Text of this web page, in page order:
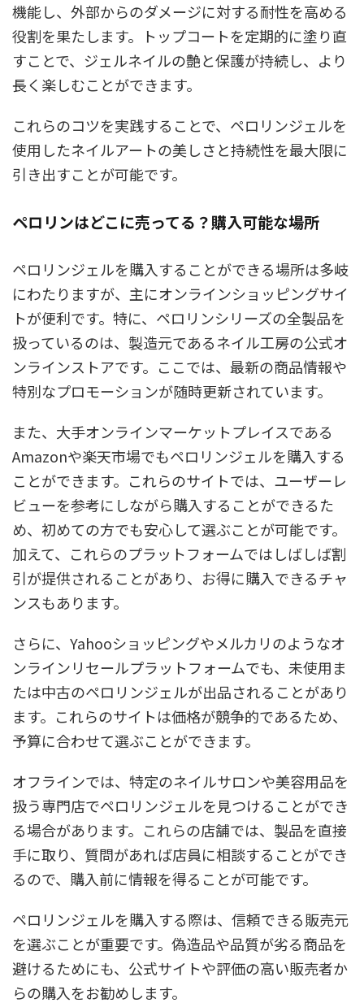
機能し、外部からのダメージに対する耐性を高める
役割を果たします。トップコートを定期的に塗り直
すことで、ジェルネイルの艶と保護が持続し、より
長く楽しむことができます。
これらのコツを実践することで、ペロリンジェルを
使用したネイルアートの美しさと持続性を最大限に
引き出すことが可能です。
ペロリンはどこに売ってる？購入可能な場所
ペロリンジェルを購入することができる場所は多岐
にわたりますが、主にオンラインショッピングサイ
トが便利です。特に、ペロリンシリーズの全製品を
扱っているのは、製造元であるネイル工房の公式オ
ンラインストアです。ここでは、最新の商品情報や
特別なプロモーションが随時更新されています。
また、大手オンラインマーケットプレイスである
Amazonや楽天市場でもペロリンジェルを購入する
ことができます。これらのサイトでは、ユーザーレ
ビューを参考にしながら購入することができるた
め、初めての方でも安心して選ぶことが可能です。
加えて、これらのプラットフォームではしばしば割
引が提供されることがあり、お得に購入できるチャ
ンスもあります。
さらに、Yahooショッピングやメルカリのようなオ
ンラインリセールプラットフォームでも、未使用ま
たは中古のペロリンジェルが出品されることがあり
ます。これらのサイトは価格が競争的であるため、
予算に合わせて選ぶことができます。
オフラインでは、特定のネイルサロンや美容用品を
扱う専門店でペロリンジェルを見つけることができ
る場合があります。これらの店舗では、製品を直接
手に取り、質問があれば店員に相談することができ
るので、購入前に情報を得ることが可能です。
ペロリンジェルを購入する際は、信頼できる販売元
を選ぶことが重要です。偽造品や品質が劣る商品を
避けるためにも、公式サイトや評価の高い販売者か
らの購入をお勧めします。